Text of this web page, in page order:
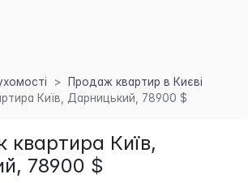
Продаж квартир в Києві
Київ, Дарницький, 78900 $
квартира Київ,
78900 $